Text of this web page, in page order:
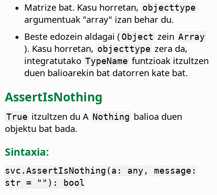
Matrize bat. Kasu horretan, objecttype
argumentuak "array" izan behar du.
Beste edozein aldagai ( Object zein Array
). Kasu horretan, objecttype zera da,
integratutako TypeName funtzioak itzultzen
duen balioarekin bat datorren kate bat.
AssertIsNothing
True itzultzen du A Nothing balioa duen
objektu bat bada.
Sintaxia:
svc.AssertIsNothing(a: any, message:
str = ""): bool